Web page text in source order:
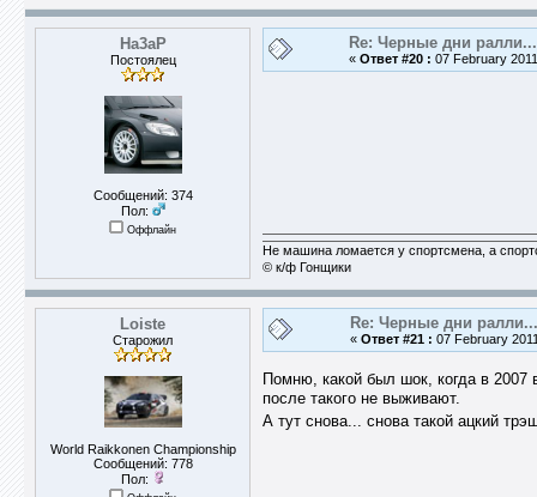
Ha3aP
Постоялец
Сообщений: 374
Пол:
Оффлайн
Re: Черные дни ралли...
« Ответ #20 : 07 February
Не машина ломается у спортсмена, а
© к/ф Гонщики
Loiste
Старожил
World Raikkonen Championship
Сообщений: 778
Пол:
Re: Черные дни ралли...
« Ответ #21 : 07 February
Помню, какой был шок, когда в
после такого не выживают.
А тут снова... снова такой ацкий